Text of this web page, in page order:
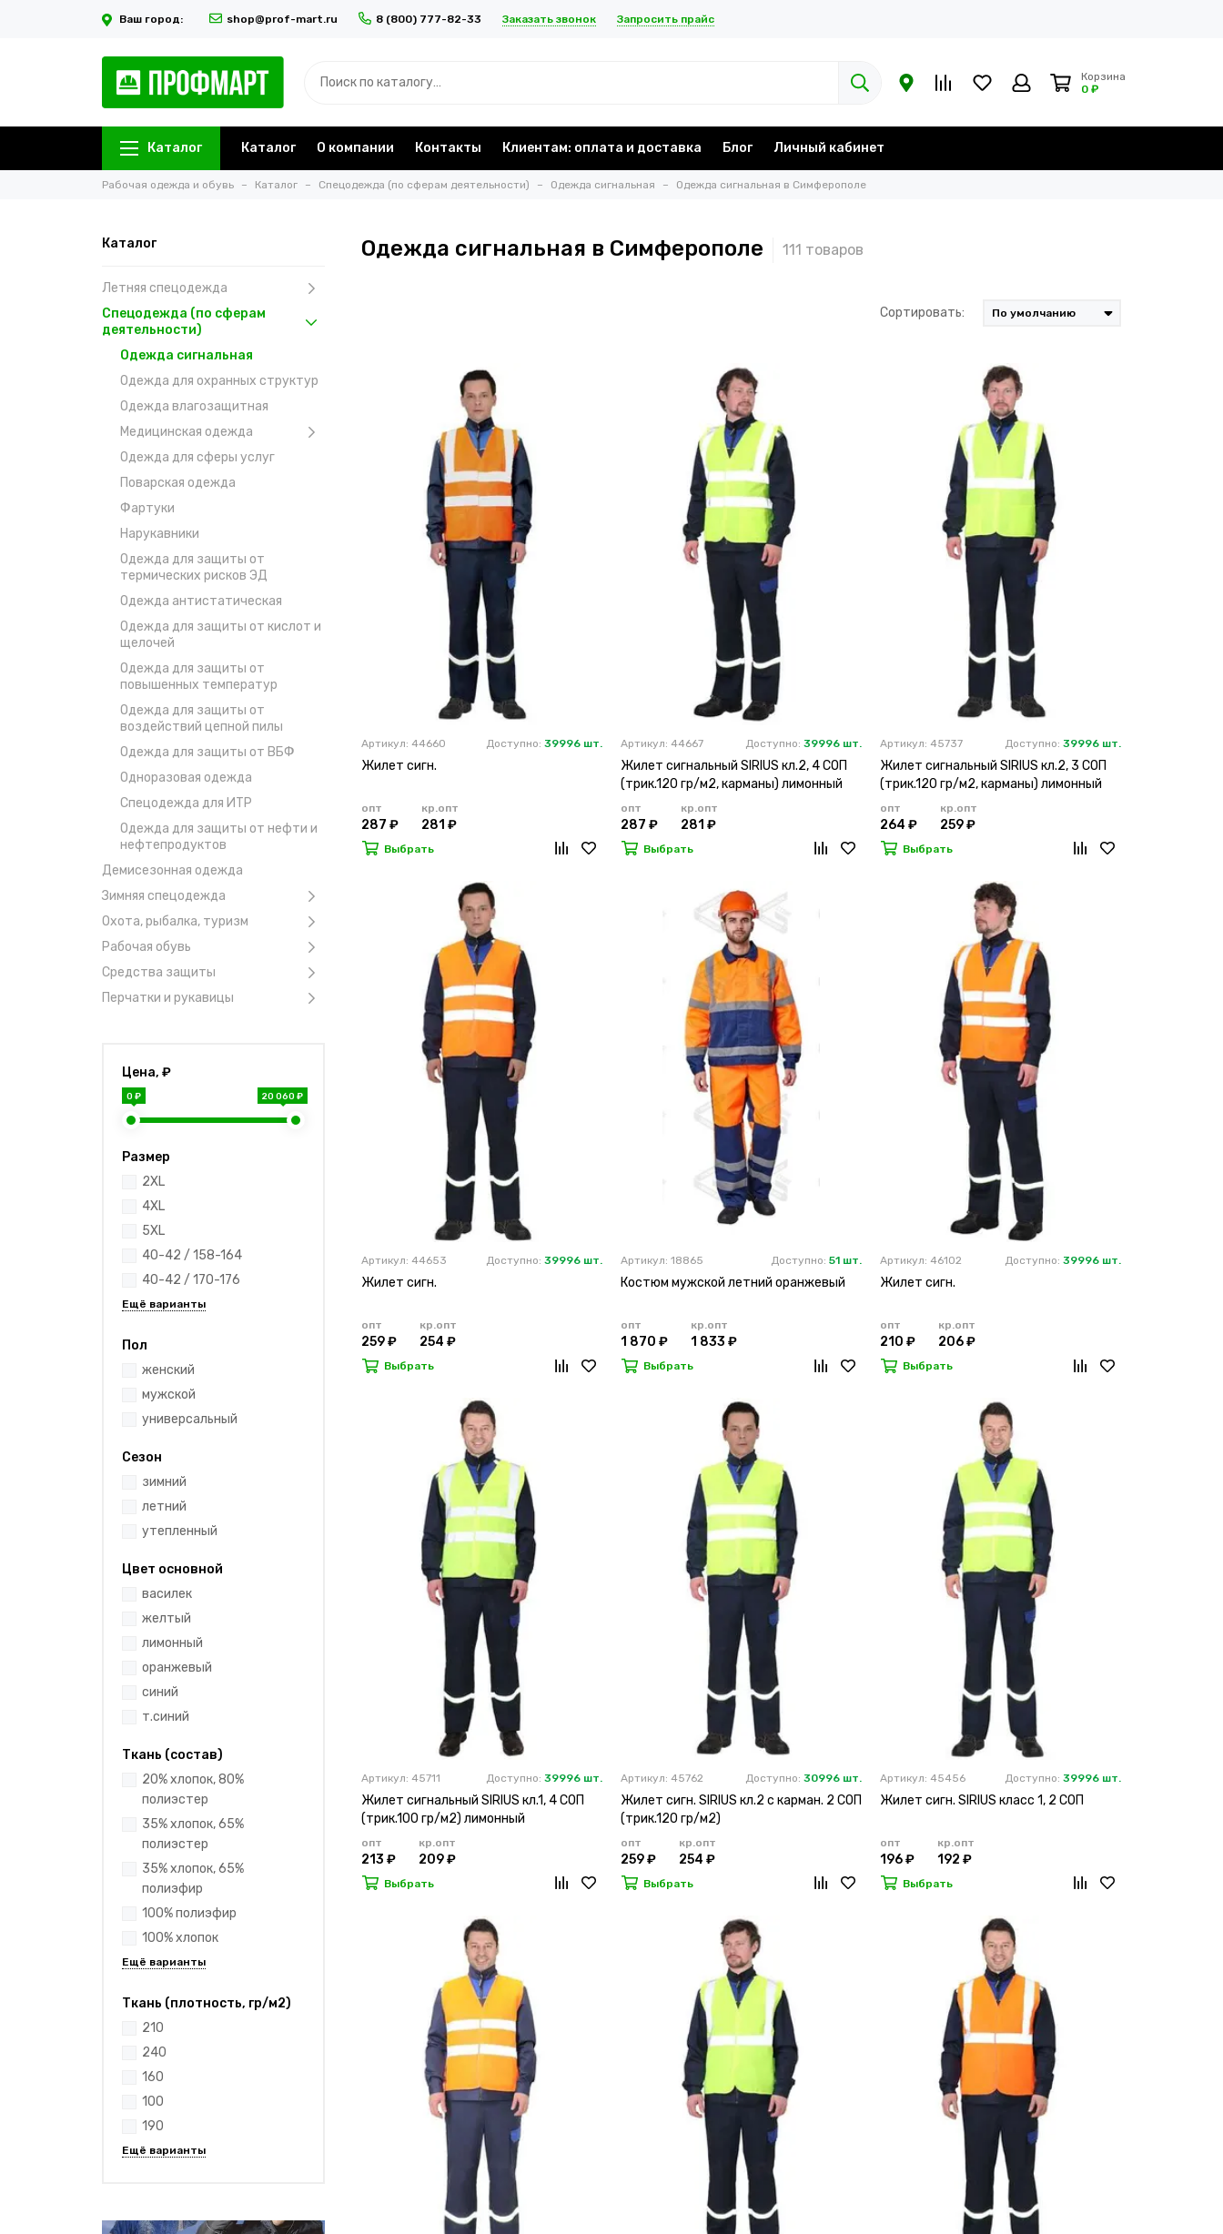
Ваш город: shop@prof-mart.ru 8 (800) 777-82-33 Заказать звонок Запросить прайс
Корзина
0 ₽
Каталог Каталог О компании Контакты Клиентам: оплата и доставка Блог Личный кабинет
Рабочая одежда и обувь Каталог Спецодежда (по сферам деятельности) Одежда сигнальная Одежда сигнальная в Симферополе
Каталог
Летняя спецодежда
Спецодежда (по сферам
деятельности)
Одежда сигнальная
Одежда для охранных структур
Одежда влагозащитная
Медицинская одежда
Одежда для сферы услуг
Поварская одежда
Фартуки
Нарукавники
Одежда для защиты от
термических рисков ЭД
Одежда антистатическая
Одежда для защиты от кислот и
щелочей
Одежда для защиты от
повышенных температур
Одежда для защиты от
воздействий цепной пилы
Одежда для защиты от ВБФ
Одноразовая одежда
Спецодежда для ИТР
Одежда для защиты от нефти и
нефтепродуктов
Демисезонная одежда
Зимняя спецодежда
Охота, рыбалка, туризм
Рабочая обувь
Средства защиты
Перчатки и рукавицы
Цена, ₽
0 ₽ 20 060 ₽
Размер
2XL
4XL
5XL
40-42 / 158-164
40-42 / 170-176
Пол
женский
мужской
универсальный
Сезон
зимний
летний
утепленный
Цвет основной
василек
желтый
лимонный
оранжевый
синий
т.синий
Ткань (состав)
20% хлопок, 80%
полиэстер
35% хлопок, 65%
полиэстер
35% хлопок, 65%
полиэфир
100% полиэфир
100% хлопок
Ткань (плотность, гр/м2)
210
240
160
100
190
Одежда сигнальная в Симферополе
Сортировать:
Артикул: 44660 Доступно: 39996 шт.
Жилет сигн.
опт
287 ₽
кр.опт
281 ₽
Выбрать
Артикул: 44667 Доступно: 39996 шт.
Жилет сигнальный SIRIUS кл.2, 4 СОП
(трик.120 гр/м2, карманы) лимонный
опт
287 ₽
кр.опт
281 ₽
Выбрать
Артикул: 45737 Доступно: 39996 шт.
Жилет сигнальный SIRIUS кл.2, 3 СОП
(трик.120 гр/м2, карманы) лимонный
опт
264 ₽
кр.опт
259 ₽
Выбрать
Артикул: 44653 Доступно: 39996 шт.
Жилет сигн.
опт
259 ₽
кр.опт
254 ₽
Выбрать
Артикул: 18865 Доступно: 51 шт.
Костюм мужской летний оранжевый
опт
1 870 ₽
кр.опт
1 833 ₽
Выбрать
Артикул: 46102 Доступно: 39996 шт.
Жилет сигн.
опт
210 ₽
кр.опт
206 ₽
Выбрать
Артикул: 45711 Доступно: 39996 шт.
Жилет сигнальный SIRIUS кл.1, 4 СОП
(трик.100 гр/м2) лимонный
опт
213 ₽
кр.опт
209 ₽
Выбрать
Артикул: 45762 Доступно: 30996 шт.
Жилет сигн. SIRIUS кл.2 с карман. 2 СОП
(трик.120 гр/м2)
опт
259 ₽
кр.опт
254 ₽
Выбрать
Артикул: 45456 Доступно: 39996 шт.
Жилет сигн. SIRIUS класс 1, 2 СОП
опт
196 ₽
кр.опт
192 ₽
Выбрать